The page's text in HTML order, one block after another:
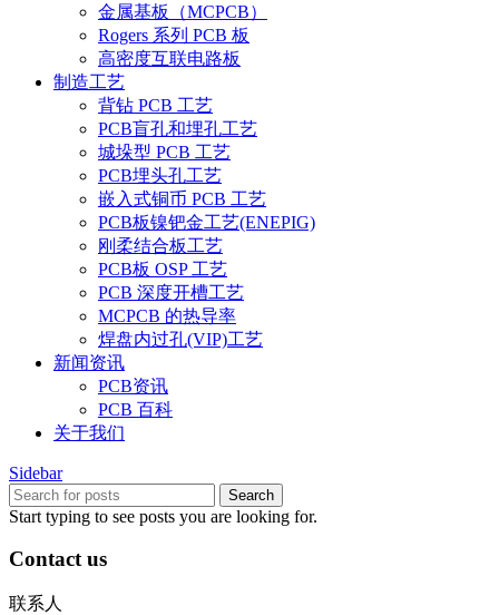
金属基板（MCPCB）
Rogers 系列 PCB 板
高密度互联电路板
制造工艺
背钻 PCB 工艺
PCB盲孔和埋孔工艺
城垛型 PCB 工艺
PCB埋头孔工艺
嵌入式铜币 PCB 工艺
PCB板镍钯金工艺(ENEPIG)
刚柔结合板工艺
PCB板 OSP 工艺
PCB 深度开槽工艺
MCPCB 的热导率
焊盘内过孔(VIP)工艺
新闻资讯
PCB资讯
PCB 百科
关于我们
Sidebar
Search
Start typing to see posts you are looking for.
Contact us
联系人